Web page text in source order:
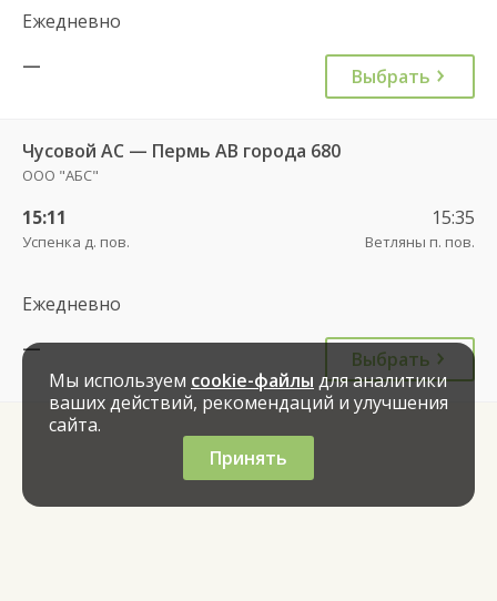
Ежедневно
—
Выбрать
Чусовой АС — Пермь АВ города 680
ООО "АБС"
15:11
Успенка д. пов.
15:35
Ветляны п. пов.
Ежедневно
—
Выбрать
Мы используем cookie-файлы для аналитики
ваших действий, рекомендаций и улучшения
сайта.
Принять